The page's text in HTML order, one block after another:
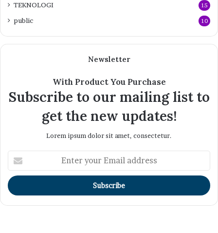
TEKNOLOGI 15
public 10
Newsletter
With Product You Purchase
Subscribe to our mailing list to
get the new updates!
Lorem ipsum dolor sit amet, consectetur.
Enter
your
Email
address